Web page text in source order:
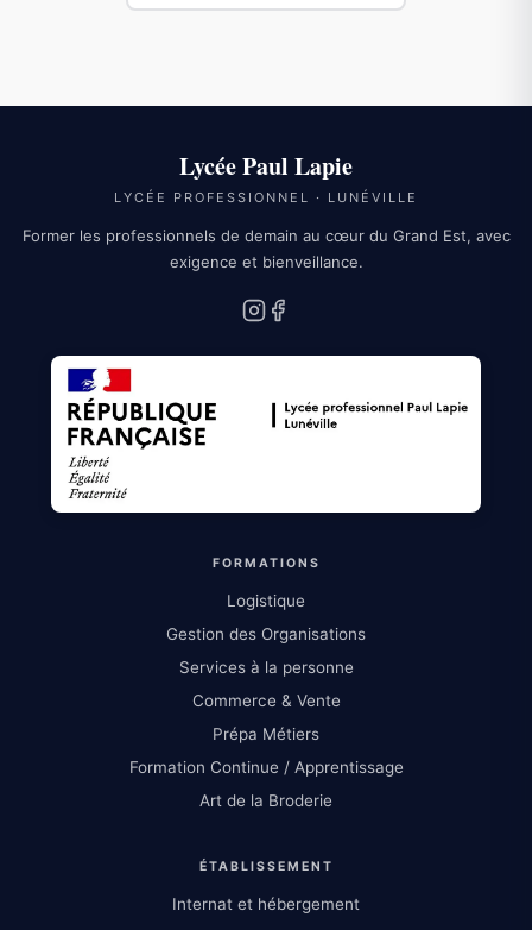
Lycée Paul Lapie
LYCÉE PROFESSIONNEL · LUNÉVILLE
Former les professionnels de demain au cœur du Grand Est, avec
exigence et bienveillance.
Instagram
FORMATIONS
Logistique
Gestion des Organisations
Services à la personne
Commerce & Vente
Prépa Métiers
Formation Continue / Apprentissage
Art de la Broderie
ÉTABLISSEMENT
Internat et hébergement